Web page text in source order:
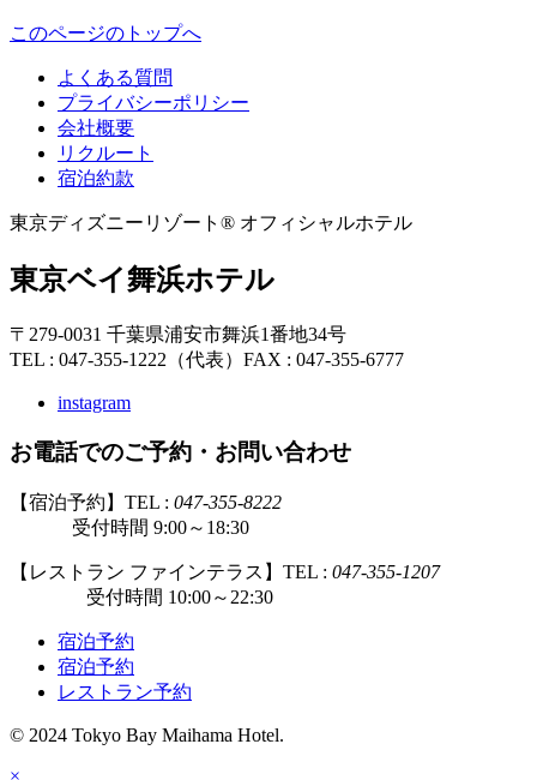
このページのトップへ
よくある質問
プライバシーポリシー
会社概要
リクルート
宿泊約款
東京ディズニーリゾート® オフィシャルホテル
東京ベイ舞浜ホテル
〒279-0031 千葉県浦安市舞浜1番地34号
TEL : 047-355-1222（代表） FAX : 047-355-6777
instagram
お電話でのご予約・お問い合わせ
【宿泊予約】TEL : 047-355-8222
受付時間 9:00～18:30
【レストラン ファインテラス】TEL : 047-355-1207
受付時間 10:00～22:30
宿泊予約
宿泊予約
レストラン予約
© 2024 Tokyo Bay Maihama Hotel.
×